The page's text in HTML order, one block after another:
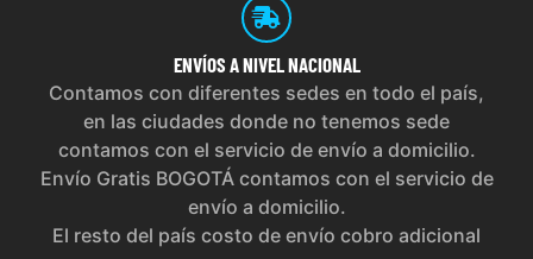
ENVÍOS A NIVEL NACIONAL
Contamos con diferentes sedes en todo el país,
en las ciudades donde no tenemos sede
contamos con el servicio de envío a domicilio.
Envío Gratis BOGOTÁ contamos con el servicio de
envío a domicilio.
El resto del país costo de envío cobro adicional